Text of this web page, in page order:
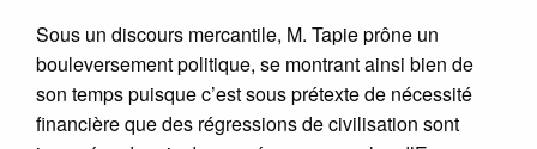
Sous un discours mercantile, M. Tapie prône un
bouleversement politique, se montrant ainsi bien de
son temps puisque c’est sous prétexte de nécessité
financière que des régressions de civilisation sont